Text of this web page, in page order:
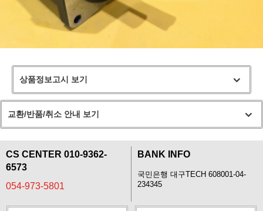
상품정보고시 보기
교환/반품/취소 안내 보기
CS CENTER 010-9362-
6573
054-973-5801
BANK INFO
국민은행 대구TECH 608001-04-
234345